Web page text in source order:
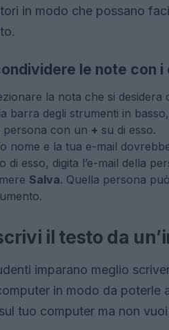
in modo che possano
le note con
la nota che si desidera
barra degli strumenti in
persona con un + su di esso.
nome e la tua e-mail
di esso, digita l’e-mail della
Salva. Quella persona
il testo da
imparano meglio
in modo da poterle
tuo computer ma non